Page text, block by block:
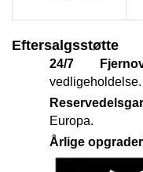
Eftersalgsstøtte
24/7
vedligeholdelse.
Europa.
Årlige